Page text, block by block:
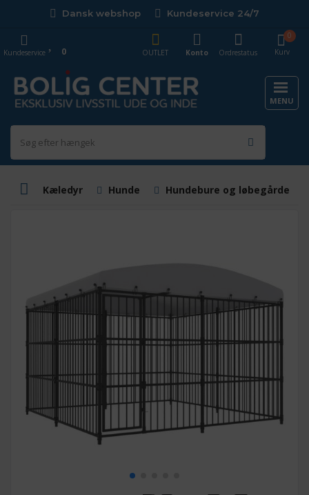
Dansk webshop Kundeservice 24/7
Kurv
0
OUTLET
Konto Ordrestatus
Kundeservice 0
MENU
Kæledyr Hunde Hundebure og løbegårde